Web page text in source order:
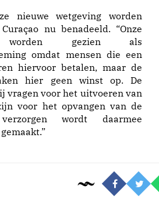
nieuwe wetgeving worden
nu benadeeld. “Onze
worden gezien als
omdat mensen die een
hiervoor betalen, maar de
hier geen winst op. De
vragen voor het uitvoeren van
voor het opvangen van de
wordt daarmee